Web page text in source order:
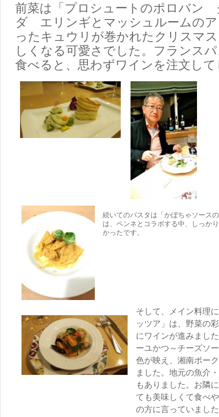
前菜は「プロシュートのポロバン
ダ エリンギとマッシュルームの
ったキュウリが巻かれたクリスマ
しくなる可愛さでした。フランス
食べると、思わずワインを注文し
続いてのパスタは「かぼちゃソース
は、ペンネとコラボする中、しっか
かったです。
そして、メイン料理
ッツア」は、野菜の
にワインが進みまし
ーユかつ～チーズソ
色が映え、湘南ポー
ました。地元の魚介
もありました。お隣
ても美味しくて食べ
の方に言っていまし